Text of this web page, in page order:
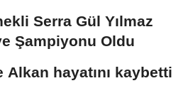
Serra Gül Yılmaz
Şampiyonu Oldu
Alkan hayatını kaybetti